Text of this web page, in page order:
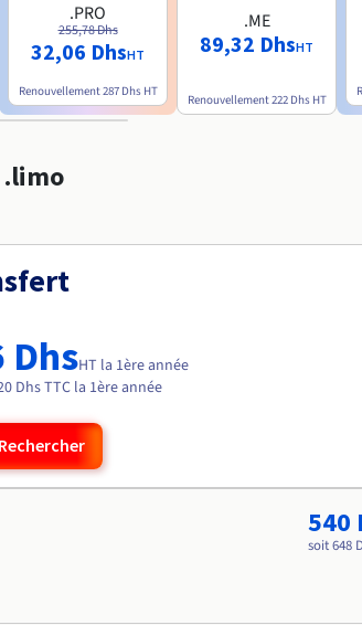
.PRO
255,78 Dhs
32,06 DhsHT
Renouvellement287 Dhs HT
.ME
89,32 DhsHT
Renouvellement222 Dhs HT
.limo
DhsHT la 1ère année
Dhs TTC la 1ère année
Rechercher
540
soit 648